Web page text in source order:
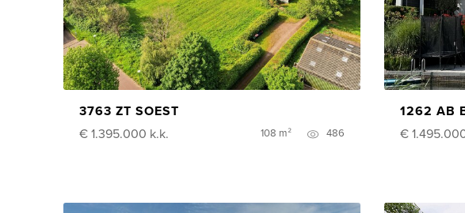
3763 ZT SOEST
€ 1.395.000 k.k. 108 m² 486
1262 AB
€